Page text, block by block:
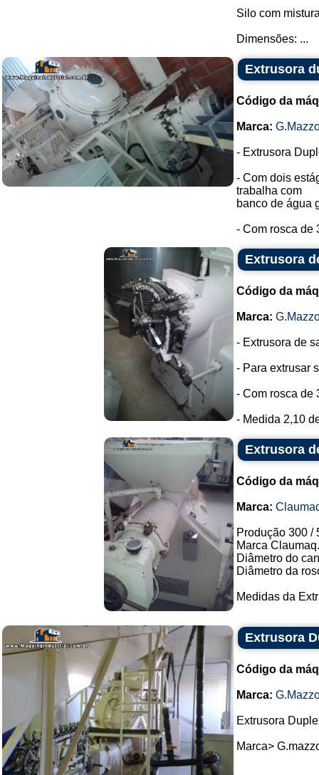
Silo com
Dimensões: ...
Extrusora
Código da
Marca:
- Extrusora
- Com dois
trabalha com
banco de água
- Com rosca de
Extrusora
Código da
Marca:
- Extrusora de
- Para extrusar
- Com rosca de
- Medida 2,10
Extrusora
Código da
Marca:
Produção 300 /
Marca Claumaq.
Diâmetro do
Diâmetro da
Medidas da
Extrusora
Código da
Marca:
Extrusora
Marca>